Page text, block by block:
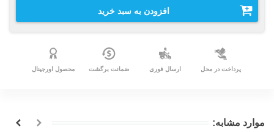
افزودن به سبد خرید
پرداخت در محل ارسال فوری ضمانت برگشت محصول اورجینال
موارد مشابه: